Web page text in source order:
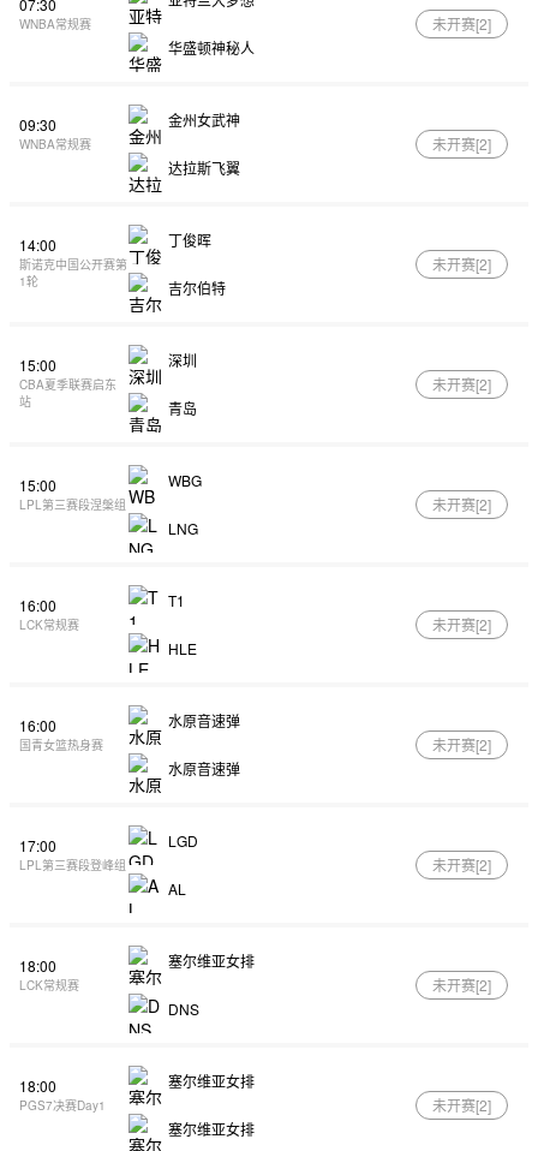
07:30
WNBA常规赛
华盛顿神秘人
未开赛[2]
09:30
WNBA常规赛
金州女武神
达拉斯飞翼
未开赛[2]
14:00
斯诺克中国公开赛第
1轮
丁俊晖
吉尔伯特
未开赛[2]
15:00
CBA夏季联赛启东
站
深圳
青岛
未开赛[2]
15:00
LPL第三赛段涅槃组
WBG
LNG
未开赛[2]
16:00
LCK常规赛
T1
HLE
未开赛[2]
16:00
国青女篮热身赛
水原音速弹
水原音速弹
未开赛[2]
17:00
LPL第三赛段登峰组
LGD
AL
未开赛[2]
18:00
LCK常规赛
塞尔维亚女排
DNS
未开赛[2]
18:00
PGS7决赛Day1
塞尔维亚女排
塞尔维亚女排
未开赛[2]